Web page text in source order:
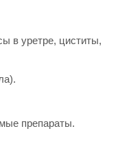
в уретре, циститы,
препараты.